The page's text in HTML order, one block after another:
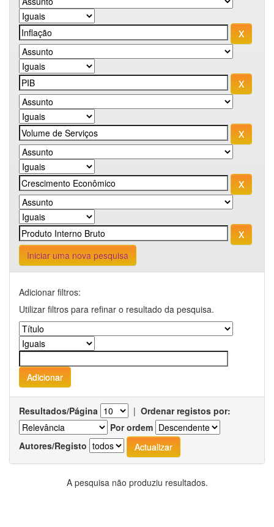
Iniciar uma nova pesquisa
Adicionar filtros:
Utilizar filtros para refinar o resultado da pesquisa.
Resultados/Página | Ordenar registos por:
Por ordem
Autores/Registo
A pesquisa não produziu resultados.